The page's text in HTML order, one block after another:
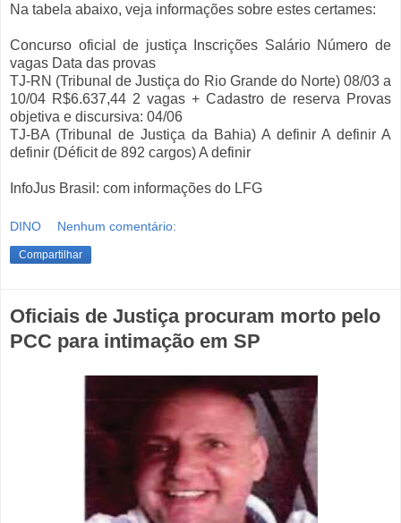
Na tabela abaixo, veja informações sobre estes certames:
Concurso oficial de justiça Inscrições Salário Número de
vagas Data das provas
TJ-RN (Tribunal de Justiça do Rio Grande do Norte) 08/03 a
10/04 R$6.637,44 2 vagas + Cadastro de reserva Provas
objetiva e discursiva: 04/06
TJ-BA (Tribunal de Justiça da Bahia) A definir A definir A
definir (Déficit de 892 cargos) A definir
InfoJus Brasil: com informações do LFG
DINO Nenhum comentário:
Compartilhar
Oficiais de Justiça procuram morto pelo
PCC para intimação em SP